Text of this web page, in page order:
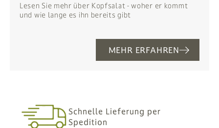
Lesen Sie mehr über Kopfsalat - woher er kommt
und wie lange es ihn bereits gibt
MEHR ERFAHREN
Schnelle Lieferung per
Spedition